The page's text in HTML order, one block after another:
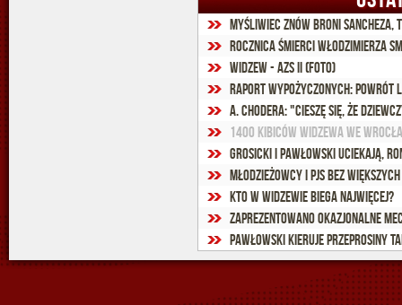
Myśliwiec znów broni Sancheza,
Rocznica śmierci Włodzimierza
Widzew - AZS II (foto)
Raport wypożyczonych: Powrót
1400 kibiców Widzewa we
Grosicki i Pawłowski uciekają,
Młodzieżowcy i PJS bez
Kto w Widzewie biega najwięcej?
Zaprezentowano okazjonalne
Pawłowski kieruje przeprosiny